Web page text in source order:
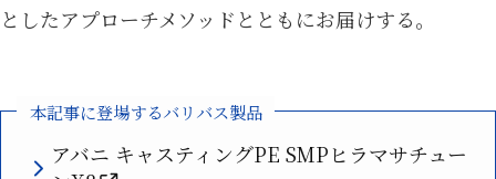
としたアプローチメソッドとともにお届けする。
本記事に登場するバリバス製品
アバニ キャスティングPE SMPヒラマサチュー